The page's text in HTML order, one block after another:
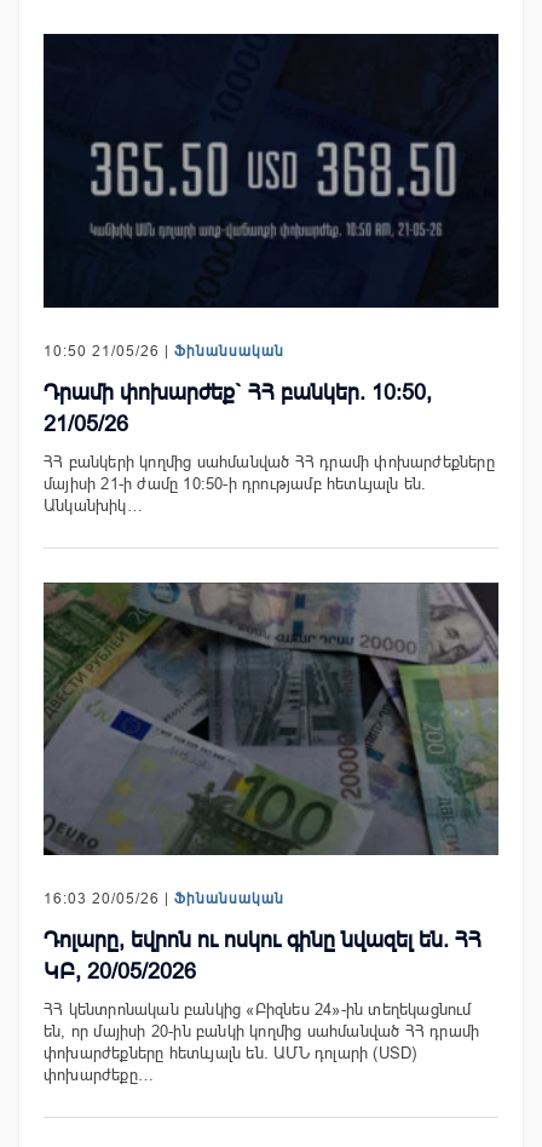
10:50 21/05/26 | Ֆինանսական
Դրամի փոխարժեք` ՀՀ բանկեր. 10:50,
21/05/26
ՀՀ բանկերի կողմից սահմանված ՀՀ դրամի փոխարժեքները
մայիսի 21-ի ժամը 10:50-ի դրությամբ հետևյալն են.
Անկանխիկ…
16:03 20/05/26 | Ֆինանսական
Դոլարը, եվրոն ու ոսկու գինը նվազել են. ՀՀ
ԿԲ, 20/05/2026
ՀՀ կենտրոնական բանկից «Բիզնես 24»-ին տեղեկացնում
են, որ մայիսի 20-ին բանկի կողմից սահմանված ՀՀ դրամի
փոխարժեքները հետևյալն են. ԱՄՆ դոլարի (USD)
փոխարժեքը…